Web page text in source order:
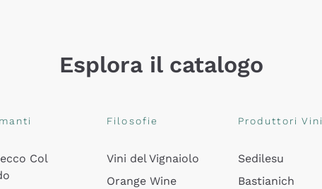
Esplora il catalogo
Col
Filosofie
Vini del Vignaiolo
Orange Wine
Produttori Vini
Sedilesu
Bastianich